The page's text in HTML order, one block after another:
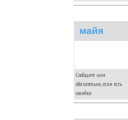
майя
Сообщите нам
обязательно, если есть
ошибка: